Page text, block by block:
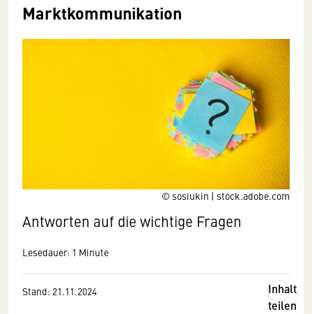
© sosiukin | stock.adobe.com
Marktkommunikation
Antworten auf die wichtige Fragen
Lesedauer: 1 Minute
Stand: 21.11.2024
Inhalt
teilen